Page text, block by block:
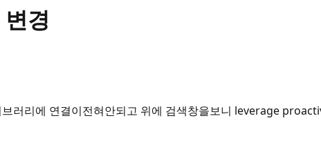
경
러리에 연결이전혀안되고 위에 검색창을보니 leverage